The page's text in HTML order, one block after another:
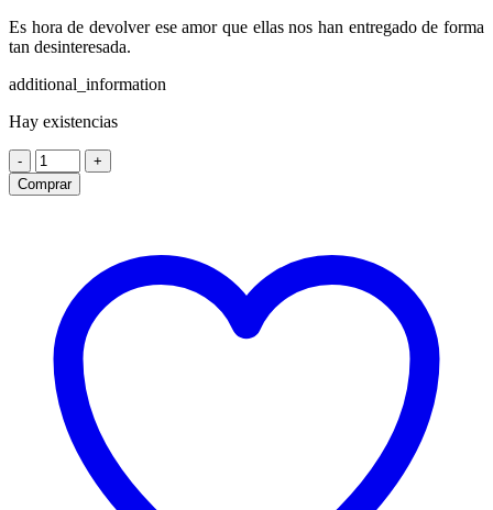
Es hora de devolver ese amor que ellas nos han entregado de forma
tan desinteresada.
additional_information
Hay existencias
-
Pañuelo
Mother
Power
+
Comprar